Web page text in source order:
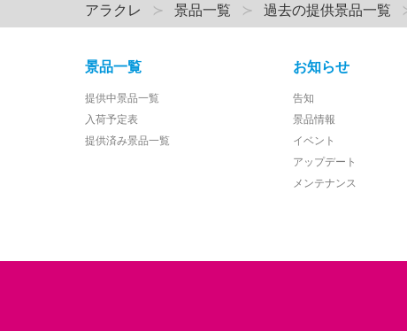
アラクレ 景品一覧 過去の提供景品一覧
景品一覧
提供中景品一覧
入荷予定表
提供済み景品一覧
お知らせ
告知
景品情報
イベント
アップデート
メンテナンス